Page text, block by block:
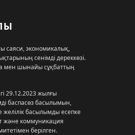
саяси, экономикалық,
сенімді дереккөзі.
мен шынайы сұқбаттың
29.12.2023 жылғы
баспасөз басылымын,
желілік басылымды есепке
және коммуникация
берілген.